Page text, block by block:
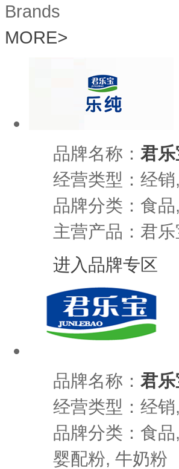
Brands
MORE>
品牌名称： 君
经营类型：经销
品牌分类：食
主营产品：君
进入品牌专区
品牌名称： 君乐
经营类型：经销
品牌分类：食
婴配粉, 牛奶粉